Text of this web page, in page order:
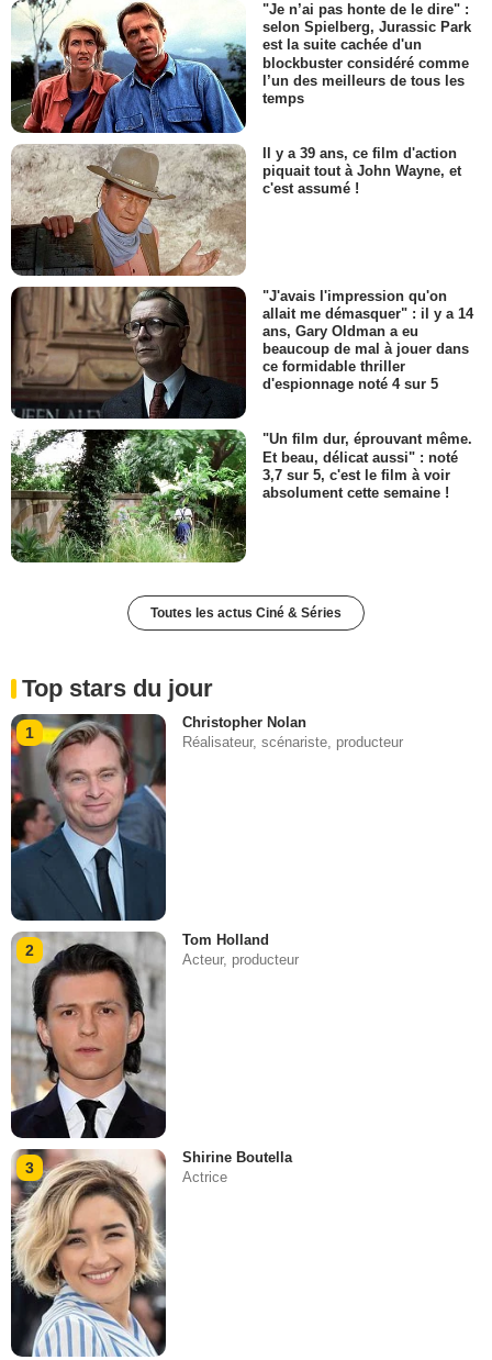
"Je n’ai pas honte de le dire" :
selon Spielberg, Jurassic Park
est la suite cachée d'un
blockbuster considéré comme
l’un des meilleurs de tous les
temps
Il y a 39 ans, ce film d'action
piquait tout à John Wayne, et
c'est assumé !
"J'avais l'impression qu'on
allait me démasquer" : il y a 14
ans, Gary Oldman a eu
beaucoup de mal à jouer dans
ce formidable thriller
d'espionnage noté 4 sur 5
"Un film dur, éprouvant même.
Et beau, délicat aussi" : noté
3,7 sur 5, c'est le film à voir
absolument cette semaine !
Toutes les actus Ciné & Séries
Top stars du jour
1
Christopher Nolan
Réalisateur, scénariste, producteur
2
Tom Holland
Acteur, producteur
3
Shirine Boutella
Actrice